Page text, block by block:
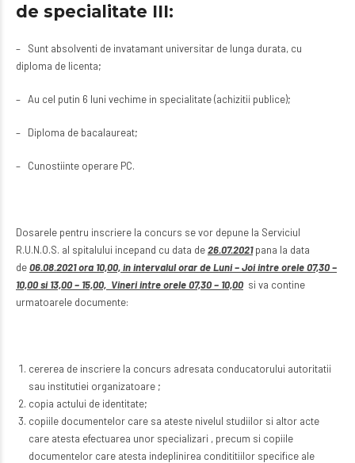
de specialitate III:
– Sunt absolventi de invatamant universitar de lunga durata, cu
diploma de licenta;
– Au cel putin 6 luni vechime in specialitate (achizitii publice);
– Diploma de bacalaureat;
– Cunostiinte operare PC.
Dosarele pentru inscriere la concurs se vor depune la Serviciul
R.U.N.O.S. al spitalului incepand cu data de26.07.2021pana la data
de06.08.2021 ora 10,00, in intervalul orar de Luni – Joi intre orele 07,30 –
10,00 si 13,00 – 15,00, Vineri intre orele 07,30 – 10,00 si va contine
urmatoarele documente:
cererea de inscriere la concurs adresata conducatorului autoritatii
sau institutiei organizatoare ;
copia actului de identitate;
copiile documentelor care sa ateste nivelul studiilor si altor acte
care atesta efectuarea unor specializari , precum si copiile
documentelor care atesta indeplinirea condititiilor specifice ale